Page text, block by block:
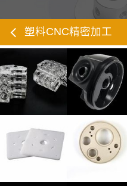
塑料CNC精密加工